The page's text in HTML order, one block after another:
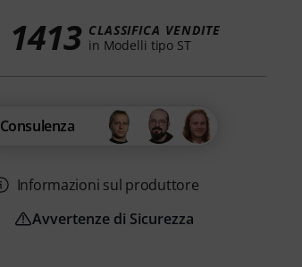
1413 CLASSIFICA VENDITE
in Modelli tipo ST
Consulenza
Informazioni sul produttore
Avvertenze di Sicurezza